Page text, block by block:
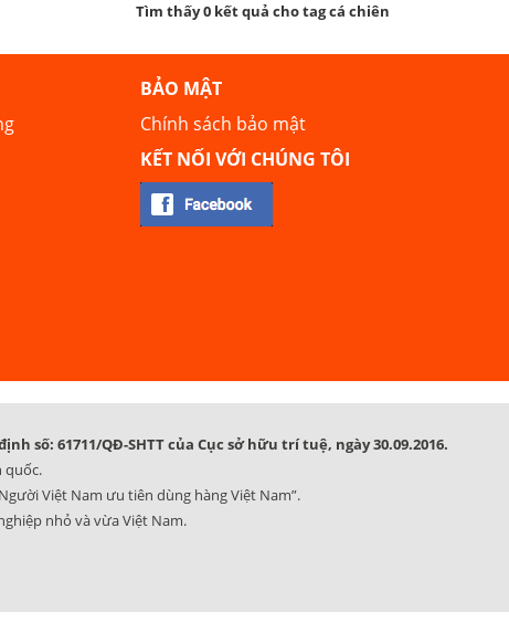
Tìm thấy 0 kết quả cho tag cá chiên
BẢO MẬT
Chính sách bảo mật
KẾT NỐI VỚI CHÚNG TÔI
số: 61711/QĐ-SHTT của Cục sở hữu trí tuệ, ngày 30.09.2016.
quốc.
Việt Nam ưu tiên dùng hàng Việt Nam”.
nhỏ và vừa Việt Nam.